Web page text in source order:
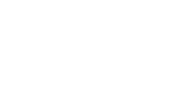
an bei dir.